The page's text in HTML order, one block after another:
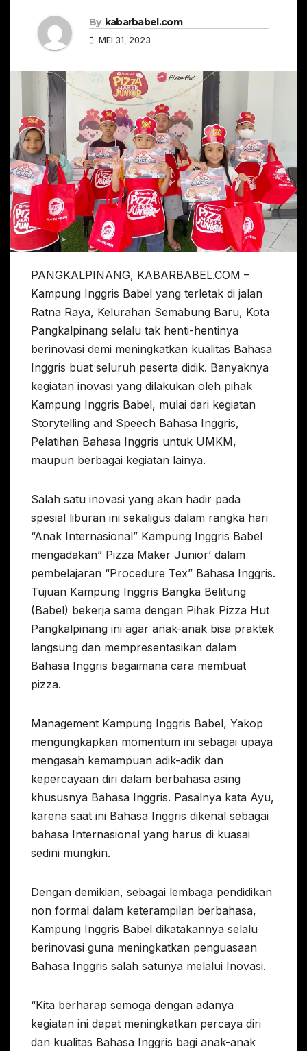
By kabarbabel.com
MEI 31, 2023
PANGKALPINANG, KABARBABEL.COM –
Kampung Inggris Babel yang terletak di jalan
Ratna Raya, Kelurahan Semabung Baru, Kota
Pangkalpinang selalu tak henti-hentinya
berinovasi demi meningkatkan kualitas Bahasa
Inggris buat seluruh peserta didik. Banyaknya
kegiatan inovasi yang dilakukan oleh pihak
Kampung Inggris Babel, mulai dari kegiatan
Storytelling and Speech Bahasa Inggris,
Pelatihan Bahasa Inggris untuk UMKM,
maupun berbagai kegiatan lainya.
Salah satu inovasi yang akan hadir pada
spesial liburan ini sekaligus dalam rangka hari
“Anak Internasional” Kampung Inggris Babel
mengadakan” Pizza Maker Junior’ dalam
pembelajaran “Procedure Tex” Bahasa Inggris.
Tujuan Kampung Inggris Bangka Belitung
(Babel) bekerja sama dengan Pihak Pizza Hut
Pangkalpinang ini agar anak-anak bisa praktek
langsung dan mempresentasikan dalam
Bahasa Inggris bagaimana cara membuat
pizza.
Management Kampung Inggris Babel, Yakop
mengungkapkan momentum ini sebagai upaya
mengasah kemampuan adik-adik dan
kepercayaan diri dalam berbahasa asing
khususnya Bahasa Inggris. Pasalnya kata Ayu,
karena saat ini Bahasa Inggris dikenal sebagai
bahasa Internasional yang harus di kuasai
sedini mungkin.
Dengan demikian, sebagai lembaga pendidikan
non formal dalam keterampilan berbahasa,
Kampung Inggris Babel dikatakannya selalu
berinovasi guna meningkatkan penguasaan
Bahasa Inggris salah satunya melalui Inovasi.
“Kita berharap semoga dengan adanya
kegiatan ini dapat meningkatkan percaya diri
dan kualitas Bahasa Inggris bagi anak-anak